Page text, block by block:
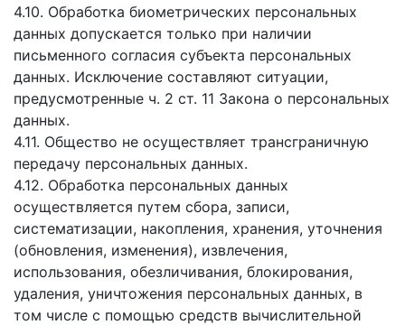
4.10. Обработка биометрических персональных
данных допускается только при наличии
письменного согласия субъекта персональных
данных. Исключение составляют ситуации,
предусмотренные ч. 2 ст. 11 Закона о персональных
данных.
4.11. Общество не осуществляет трансграничную
передачу персональных данных.
4.12. Обработка персональных данных
осуществляется путем сбора, записи,
систематизации, накопления, хранения, уточнения
(обновления, изменения), извлечения,
использования, обезличивания, блокирования,
удаления, уничтожения персональных данных, в
том числе с помощью средств вычислительной